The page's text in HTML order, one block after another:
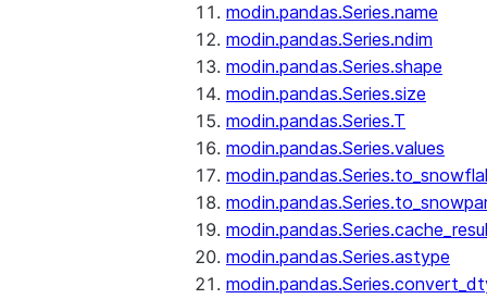
modin.pandas.Series.name
modin.pandas.Series.ndim
modin.pandas.Series.shape
modin.pandas.Series.size
modin.pandas.Series.T
modin.pandas.Series.values
modin.pandas.Series.astype